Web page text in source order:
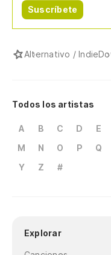
Suscríbete
Alternativo / Indie
Todos los artistas
A B C D E
M
N O P Q
Y
Z #
Explorar